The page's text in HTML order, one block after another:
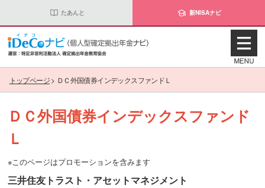
たあんと 新NISAナビ
トップページ> ＤＣ外国債券インデックスファンドＬ
ＤＣ外国債券インデックスファンド
Ｌ
※このページはプロモーションを含みます
三井住友トラスト・アセットマネジメント